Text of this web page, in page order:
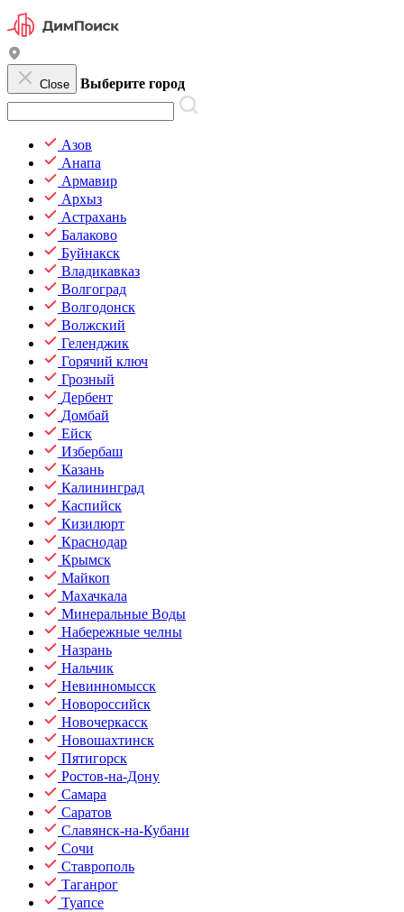
Close Выберите город
Азов
Анапа
Армавир
Архыз
Астрахань
Балаково
Буйнакск
Владикавказ
Волгоград
Волгодонск
Волжский
Геленджик
Горячий ключ
Грозный
Дербент
Домбай
Ейск
Избербаш
Казань
Калининград
Каспийск
Кизилюрт
Краснодар
Крымск
Майкоп
Махачкала
Минеральные Воды
Набережные челны
Назрань
Нальчик
Невинномысск
Новороссийск
Новочеркасск
Новошахтинск
Пятигорск
Ростов-на-Дону
Самара
Саратов
Славянск-на-Кубани
Сочи
Ставрополь
Таганрог
Туапсе